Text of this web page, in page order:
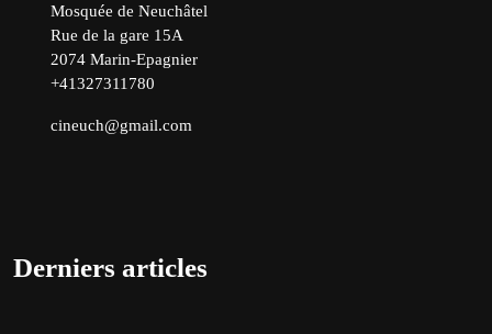
Mosquée de Neuchâtel
Rue de la gare 15A
2074 Marin-Epagnier
+41327311780
cineuch@gmail.com
Derniers articles